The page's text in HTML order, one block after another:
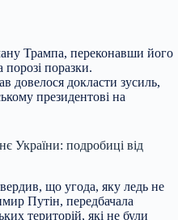
Трампа, переконавши його
порозі поразки.
довелося докласти зусиль,
президентові на
України: подробиці від
що угода, яку ледь не
Путін, передбачала
територій, які не були